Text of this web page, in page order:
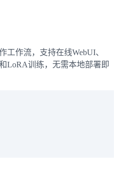
工作流，支持在线WebUI、
LoRA训练，无需本地部署即